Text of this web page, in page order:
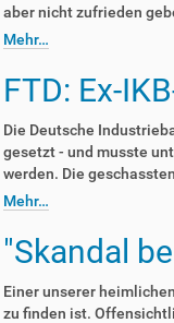
aber nicht zufrieden
Mehr…
FTD: Ex-
Die Deutsche
gesetzt - und musste
werden. Die
Mehr…
"Skandal
Einer unserer
zu finden ist.